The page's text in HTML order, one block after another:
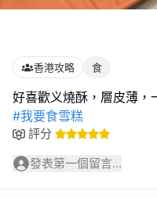
香港攻略 食
#我要食雪糕
評分
發表第一個留言...